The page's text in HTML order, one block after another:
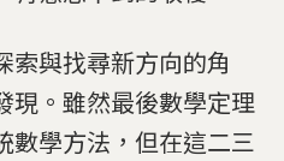
索與找尋新方向的角
現。雖然最後數學定理
數學方法，但在這二三